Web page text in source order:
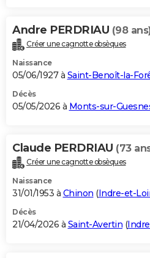
Carte de Noël
Carte Bonne année
Carte Saint-Valentin
Carte Pâques
Carte d'anniversaire
DICTIONNAIRE
Dictionnaire
Biographies
Citations
Expressions
Proverbes
PROGRAMME TV
S'inscrire
Se connecter
Lycées
Collèges
Primaires
Universités
Entreprises
Service militaire
Avis de recherche
AVIS DE DÉCÈS
Bricolage
Lifestyle
Culture
Sport
Auto
Television
Voyage
Cinema
Andre PERDRIAU (98
Créer une cagnotte obsèques
Naissance
05/06/1927 à Saint-Benoît-la-
Décès
05/05/2026 à Monts-sur-
Claude PERDRIAU (73
Créer une cagnotte obsèques
Naissance
31/01/1953 à Chinon (Indre-et-
Décès
21/04/2026 à Saint-Avertin (